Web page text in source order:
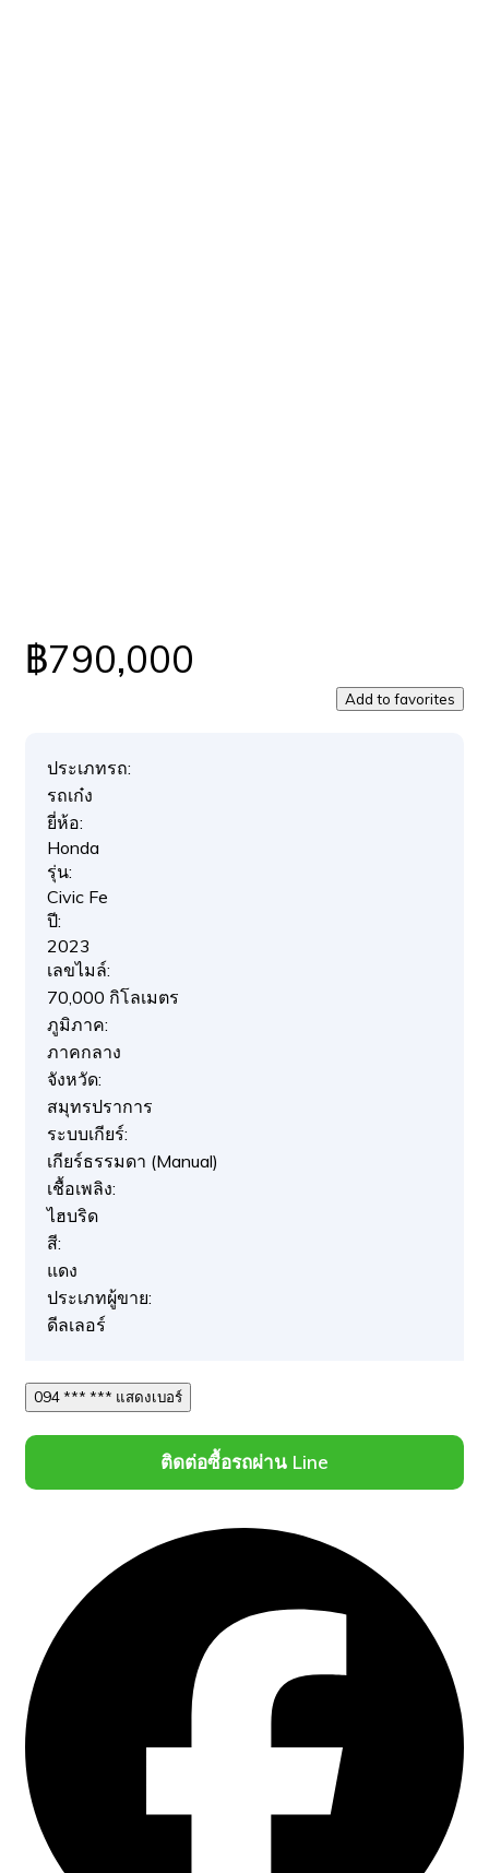
฿790,000
Add to favorites
ประเภทรถ:
รถเก๋ง
ยี่ห้อ:
Honda
รุ่น:
Civic Fe
ปี:
2023
เลขไมล์:
70,000 กิโลเมตร
ภูมิภาค:
ภาคกลาง
จังหวัด:
สมุทรปราการ
ระบบเกียร์:
เกียร์ธรรมดา (Manual)
เชื้อเพลิง:
ไฮบริด
สี:
แดง
ประเภทผู้ขาย:
ดีลเลอร์
094 *** *** แสดงเบอร์
ติดต่อซื้อรถผ่าน Line